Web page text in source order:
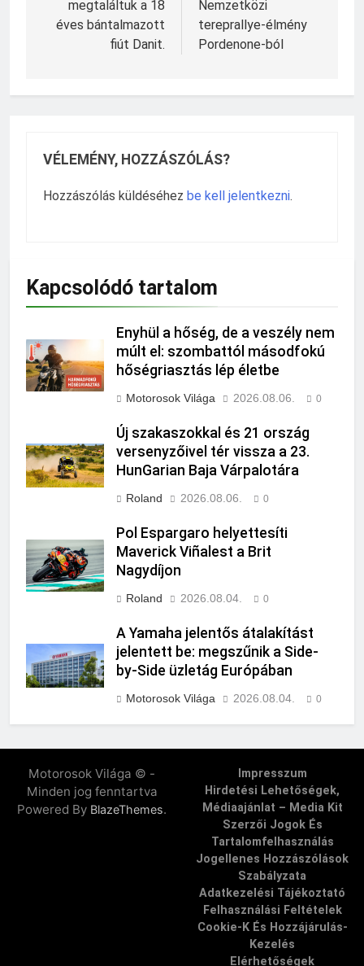
megtaláltuk a 18
éves bántalmazott
fiút Danit.
Nemzetközi
tereprallye-élmény
Pordenone-ból
VÉLEMÉNY, HOZZÁSZÓLÁS?
Hozzászólás küldéséhez be kell jelentkezni.
Kapcsolódó tartalom
Enyhül a hőség, de a veszély nem
múlt el: szombattól másodfokú
hőségriasztás lép életbe
Motorosok Világa 2026.08.06. 0
Új szakaszokkal és 21 ország
versenyzőivel tér vissza a 23.
HunGarian Baja Várpalotára
Roland 2026.08.06. 0
Pol Espargaro helyettesíti
Maverick Viñalest a Brit
Nagydíjon
Roland 2026.08.04. 0
A Yamaha jelentős átalakítást
jelentett be: megszűnik a Side-
by-Side üzletág Európában
Motorosok Világa 2026.08.04. 0
Motorosok Világa © -
Minden jog fenntartva
Powered By BlazeThemes.
Impresszum
Hirdetési Lehetőségek,
Médiaajánlat – Media Kit
Szerzői Jogok És
Tartalomfelhasználás
Jogellenes Hozzászólások
Szabályzata
Adatkezelési Tájékoztató
Felhasználási Feltételek
Cookie-K És Hozzájárulás-
Kezelés
Elérhetőségek